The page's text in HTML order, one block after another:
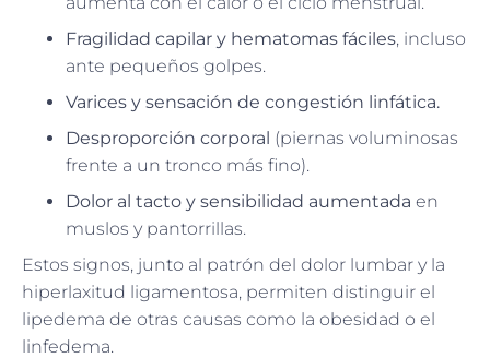
Fragilidad capilar y hematomas fáciles, incluso
ante pequeños golpes.
Varices y sensación de congestión linfática.
Desproporción corporal (piernas voluminosas
frente a un tronco más fino).
Dolor al tacto y sensibilidad aumentada en
muslos y pantorrillas.
Estos signos, junto al patrón del dolor lumbar y la
hiperlaxitud ligamentosa, permiten distinguir el
lipedema de otras causas como la obesidad o el
linfedema.